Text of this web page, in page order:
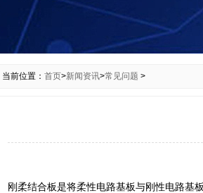
当前位置： 首页>新闻资讯>常见问题 >
刚柔结合板是将柔性电路基板与刚性电路基